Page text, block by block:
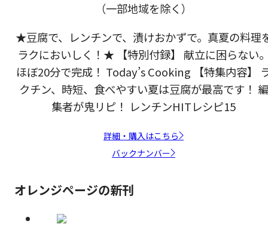
（一部地域を除く）
★豆腐で、レンチンで、漬けおかずで。真夏の料理
ラクにおいしく！★ 【特別付録】 献立に困らない
ほぼ20分で完成！ Today’s Cooking 【特集内容】
クチン、時短、食べやすい夏は豆腐が最高です！ 編
集者が鬼リピ！ レンチンHITレシピ15
詳細・購入はこちら
バックナンバー
オレンジページの新刊